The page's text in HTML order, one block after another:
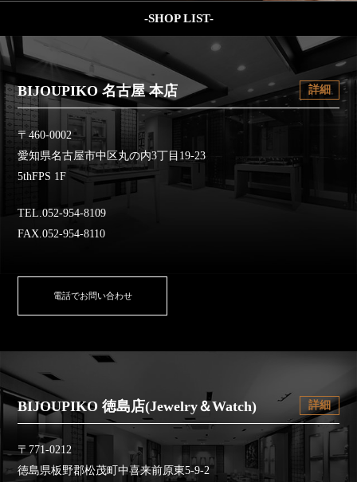
-SHOP LIST-
BIJOUPIKO 名古屋 本店 詳細
〒460-0002
愛知県名古屋市中区丸の内3丁目19-23
5thFPS 1F
TEL.052-954-8109
FAX.052-954-8110
電話でお問い合わせ
BIJOUPIKO 徳島店(Jewelry＆Watch) 詳細
〒771-0212
徳島県板野郡松茂町中喜来前原東5-9-2